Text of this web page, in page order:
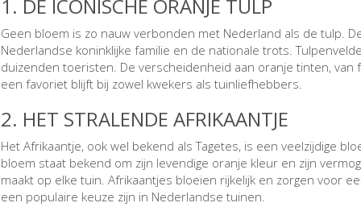
1. DE ICONISCHE ORANJE TULP
Geen bloem is zo nauw verbonden met Nederland als de tulp.
Nederlandse koninklijke familie en de nationale trots.
duizenden toeristen. De verscheidenheid aan oranje tinten,
een favoriet blijft bij zowel kwekers als tuinliefhebbers.
2. HET STRALENDE AFRIKAANTJE
Het Afrikaantje, ook wel bekend als Tagetes, is een veelzijdige
bloem staat bekend om zijn levendige oranje kleur en zijn
maakt op elke tuin. Afrikaantjes bloeien rijkelijk en zorgen voor
een populaire keuze zijn in Nederlandse tuinen.